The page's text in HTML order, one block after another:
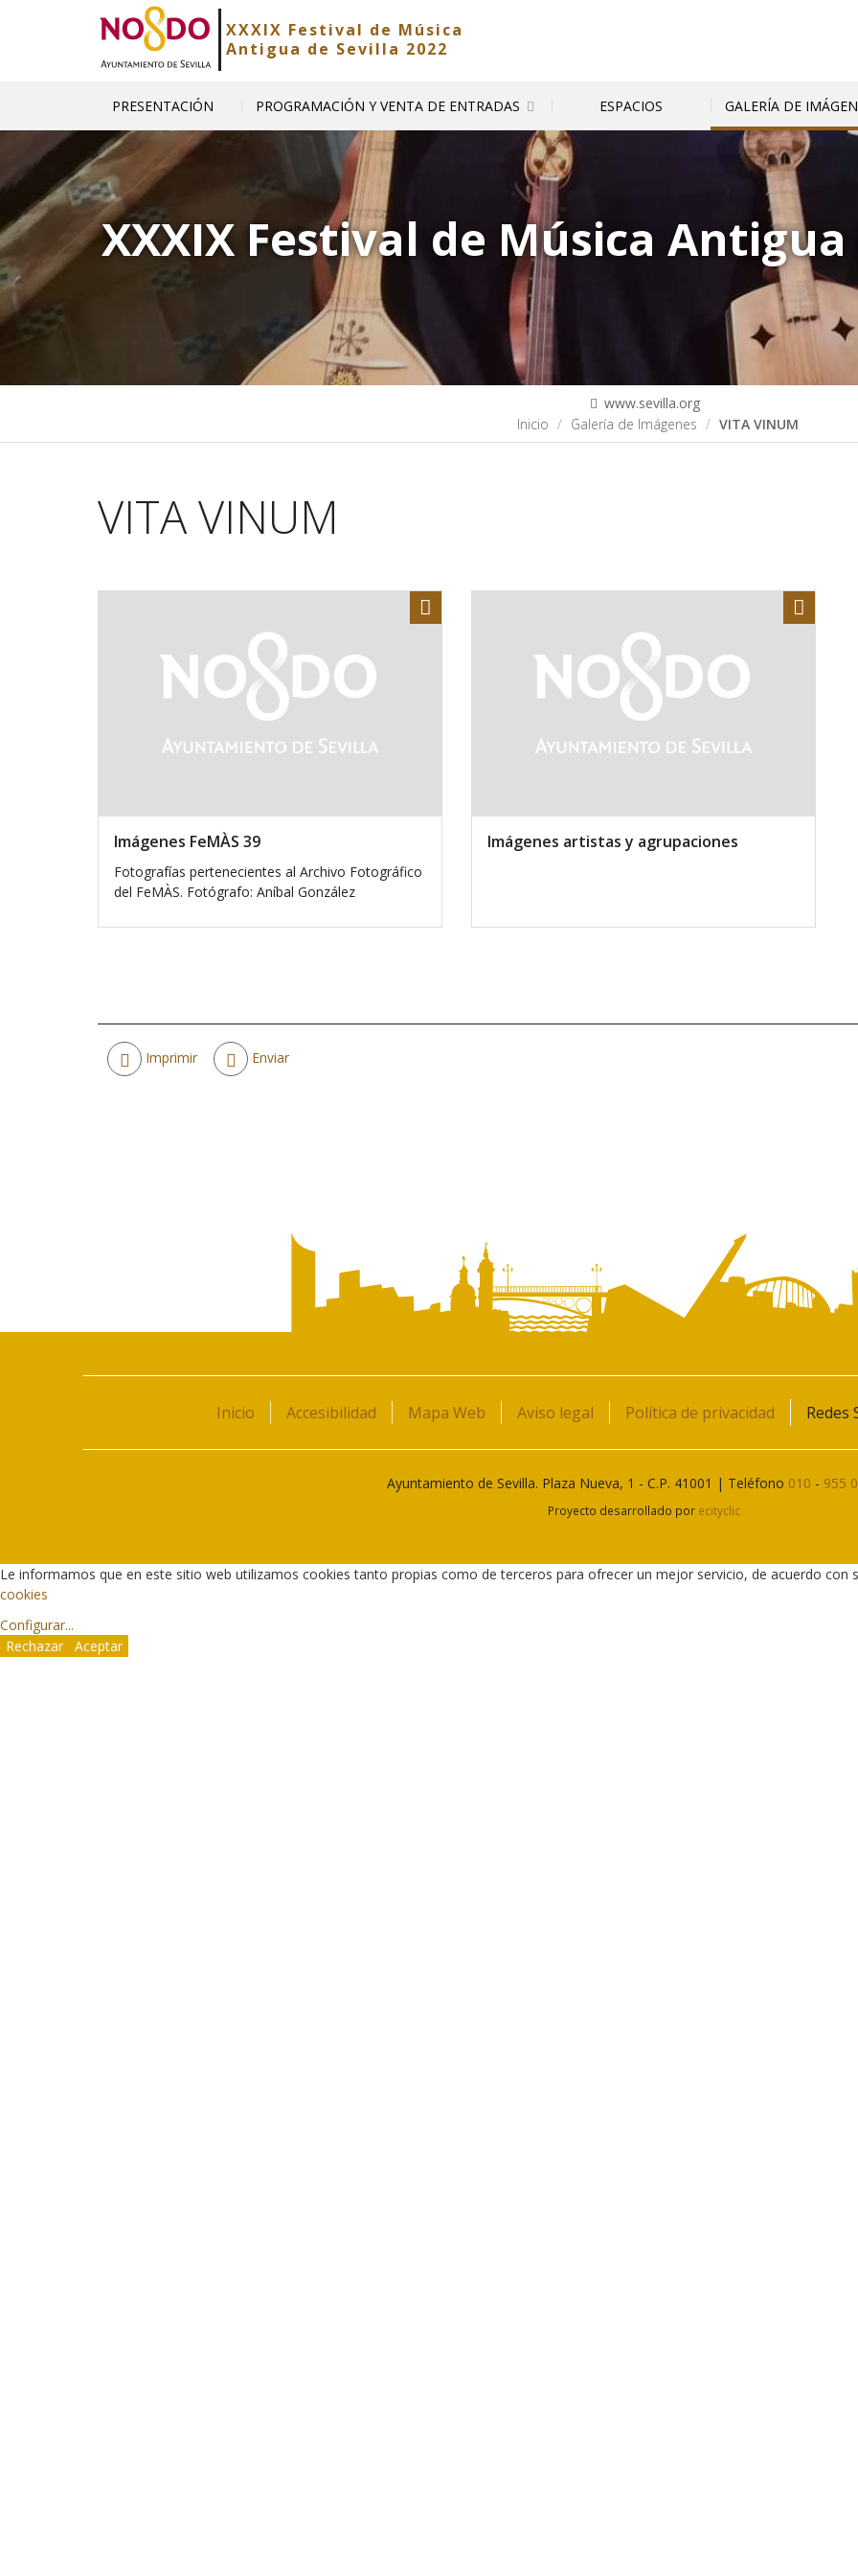
Saltar al contenido
Saltar a la navegación
Información de contacto
XXXIX Festival de Música
Antigua de Sevilla 2022
PRESENTACIÓN PROGRAMACIÓN Y VENTA DE ENTRADAS ESPACIOS GALERÍA DE
XXXIX Festival de Música
www.sevilla.org
Inicio
Galería de Imágenes VITA VINUM
VITA VINUM
Imágenes FeMÀS 39
Fotografías pertenecientes al Archivo Fotográfico
del FeMÀS. Fotógrafo: Aníbal González
Imágenes artistas y agrupaciones
Acciones
de
Imprimir Enviar
Inicio Accesibilidad Mapa Web Aviso legal Política de privacidad Redes
Ayuntamiento de Sevilla. Plaza Nueva, 1 - C.P. 41001 | Teléfono 010 - 955
Proyecto desarrollado por ecityclic
Le informamos que en este sitio web utilizamos cookies tanto propias como de terceros para ofrecer un mejor servicio, de acuerdo con
cookies
Configurar...
Rechazar
Aceptar